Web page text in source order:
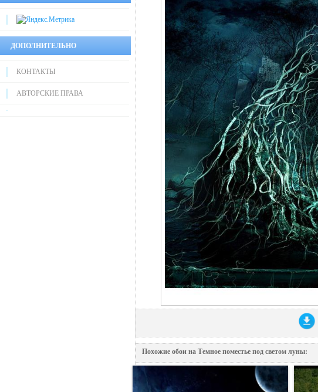
ДОПОЛНИТЕЛЬНО
КОНТАКТЫ
АВТОРСКИЕ ПРАВА
Похожие обои на Темное поместье под светом луны: